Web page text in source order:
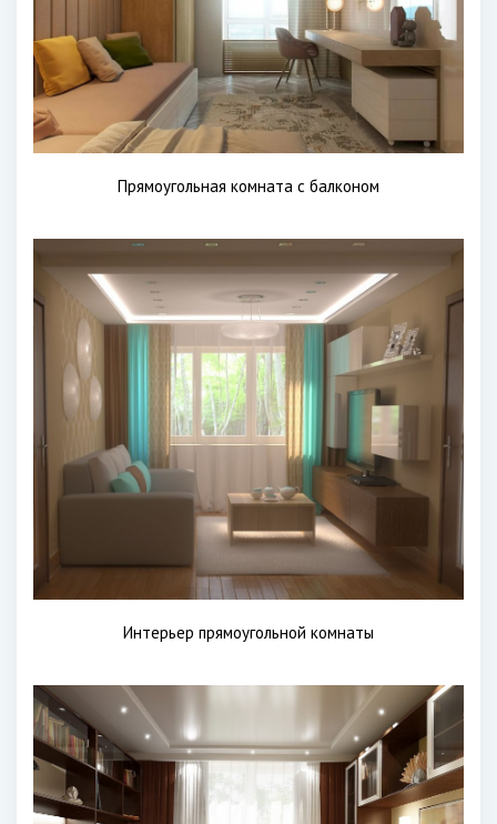
Прямоугольная комната с балконом
Интерьер прямоугольной комнаты